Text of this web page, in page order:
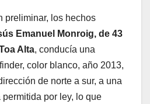
preliminar, los hechos
Emanuel Monroig, de 43
Alta, conducía una
color blanco, año 2013,
de norte a sur, a una
por ley, lo que